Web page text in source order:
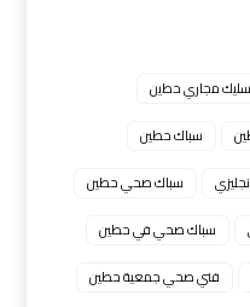
ﻣﺟﺎري ﺣطﻳن
سباك حطين
سباك صحي حطين
سباك صحي في حطين
فني صحي جمعية حطين